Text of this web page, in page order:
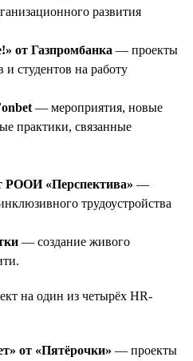
развития
от Газпромбанка — проекты
студентов на работу
— мероприятия, новые
практики, связанные
РООИ «Перспектива» —
трудоустройства
— создание живого
на один из четырёх HR-
от «Пятёрочки» — проекты